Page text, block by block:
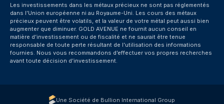
Les investissements dans les métaux précieux ne sont pas réglementés
dans l’Union européenne ni au Royaume-Uni. Les cours des métaux
précieux peuvent être volatils, et la valeur de votre métal peut aussi bien
augmenter que diminuer. GOLD AVENUE ne fournit aucun conseil en
matière d’investissement ou de fiscalité et ne saurait être tenue
responsable de toute perte résultant de l’utilisation des informations
fournies. Nous vous recommandons d’effectuer vos propres recherches
avant toute décision d’investissement.
Une Société de Bullion International Group